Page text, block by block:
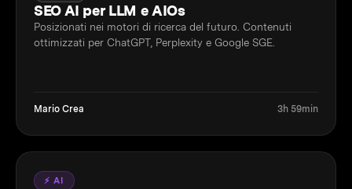
SEO AI per LLM e AIOs
Posizionati nei motori di ricerca del futuro. Contenuti
ottimizzati per ChatGPT, Perplexity e Google SGE.
Mario Crea 3h 59min
⚡ AI